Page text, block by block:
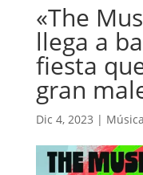
«The
llega a
fiesta
gran
Dic 4, 2023 | Música